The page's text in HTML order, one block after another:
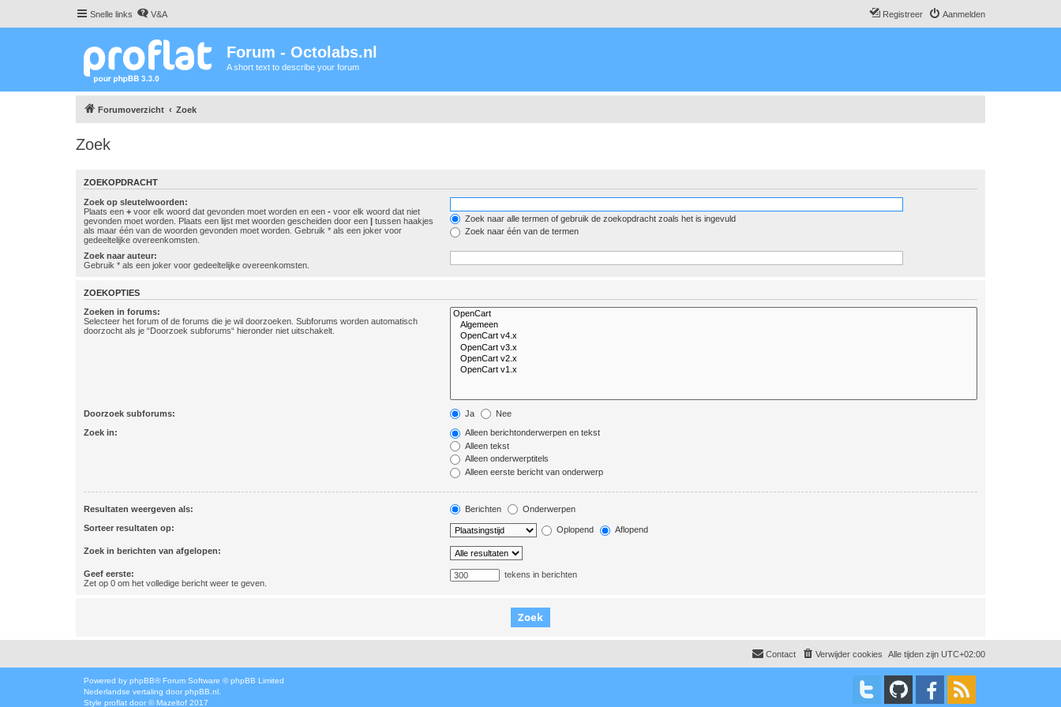
Snelle links V&A Aanmelden
Registreer
Forum - Octolabs.nl
A short text to describe your forum
Forumoverzicht Zoek
Zoek
ZOEKOPDRACHT
Zoek op sleutelwoorden:
Plaats een + voor elk woord dat gevonden moet worden en een - voor elk woord dat niet
gevonden moet worden. Plaats een lijst met woorden gescheiden door een | tussen haakjes
als maar één van de woorden gevonden moet worden. Gebruik * als een joker voor
gedeeltelijke overeenkomsten.
Zoek naar alle termen of gebruik de zoekopdracht zoals het is ingevuld
Zoek naar één van de termen
Zoek naar auteur:
Gebruik * als een joker voor gedeeltelijke overeenkomsten.
ZOEKOPTIES
Zoeken in forums:
Selecteer het forum of de forums die je wil doorzoeken. Subforums worden automatisch
doorzocht als je “Doorzoek subforums“ hieronder niet uitschakelt.
Doorzoek subforums: Ja Nee
Zoek in:
Alleen berichtonderwerpen en tekst
Alleen tekst
Alleen onderwerptitels
Alleen eerste bericht van onderwerp
Resultaten weergeven als: Berichten Onderwerpen
Sorteer resultaten op: Oplopend Aflopend
Zoek in berichten van afgelopen:
Geef eerste:
Zet op 0 om het volledige bericht weer te geven.
tekens in berichten
Alle tijden zijn UTC+02:00
Verwijder cookies
Contact
Powered by phpBB® Forum Software © phpBB Limited
Nederlandse vertaling door phpBB.nl
Style proflat door ©Mazeltof 2017